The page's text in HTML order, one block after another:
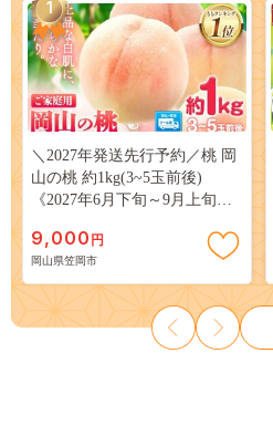
1
＼2027年発送先行予約／桃 岡
山の桃 約1kg(3~5玉前後)
《2027年6月下旬～9月上旬頃
岡山 はくとう スイーツ フル
ーツ 果物 デザート 旬 モモ も
も 先行予約 送料無料 果物 岡
山県 笠岡市 清水白桃 白鳳 白
麗 クール便---
kasaoka_zsy_419_100---
9,000 円
岡山県笠岡市